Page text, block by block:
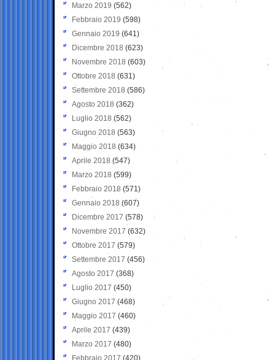
Marzo 2019 (562)
Febbraio 2019 (598)
Gennaio 2019 (641)
Dicembre 2018 (623)
Novembre 2018 (603)
Ottobre 2018 (631)
Settembre 2018 (586)
Agosto 2018 (362)
Luglio 2018 (562)
Giugno 2018 (563)
Maggio 2018 (634)
Aprile 2018 (547)
Marzo 2018 (599)
Febbraio 2018 (571)
Gennaio 2018 (607)
Dicembre 2017 (578)
Novembre 2017 (632)
Ottobre 2017 (579)
Settembre 2017 (456)
Agosto 2017 (368)
Luglio 2017 (450)
Giugno 2017 (468)
Maggio 2017 (460)
Aprile 2017 (439)
Marzo 2017 (480)
Febbraio 2017 (420)